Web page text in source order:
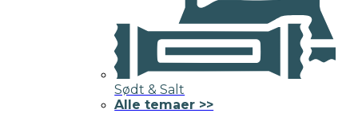
Sødt & Salt
Alle temaer >>